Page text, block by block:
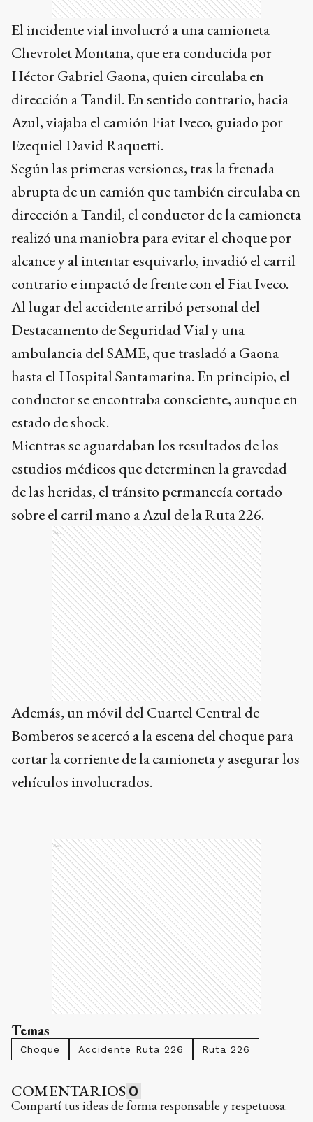
El incidente vial involucró a una camioneta
Chevrolet Montana, que era conducida por
Héctor Gabriel Gaona, quien circulaba en
dirección a Tandil. En sentido contrario, hacia
Azul, viajaba el camión Fiat Iveco, guiado por
Ezequiel David Raquetti.
Según las primeras versiones, tras la frenada
abrupta de un camión que también circulaba en
dirección a Tandil, el conductor de la camioneta
realizó una maniobra para evitar el choque por
alcance y al intentar esquivarlo, invadió el carril
contrario e impactó de frente con el Fiat Iveco.
Al lugar del accidente arribó personal del
Destacamento de Seguridad Vial y una
ambulancia del SAME, que trasladó a Gaona
hasta el Hospital Santamarina. En principio, el
conductor se encontraba consciente, aunque en
estado de shock.
Mientras se aguardaban los resultados de los
estudios médicos que determinen la gravedad
de las heridas, el tránsito permanecía cortado
sobre el carril mano a Azul de la Ruta 226.
Ads
Además, un móvil del Cuartel Central de
Bomberos se acercó a la escena del choque para
cortar la corriente de la camioneta y asegurar los
vehículos involucrados.
Ads
Temas
Choque Accidente Ruta 226 Ruta 226
COMENTARIOS 0
Compartí tus ideas de forma responsable y respetuosa.